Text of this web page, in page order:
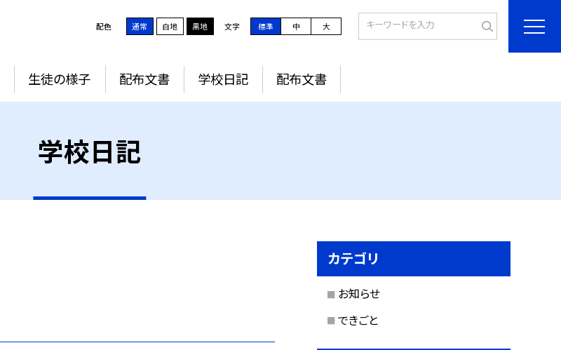
配色 通常 白地 黒地 文字 標準 中 大
生徒の様子 配布文書 学校日記 配布文書
学校日記
カテゴリ
お知らせ
できごと